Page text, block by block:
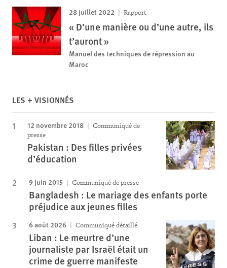
28 juillet 2022 Rapport
« D’une manière ou d’une autre, ils
t’auront »
Manuel des techniques de répression au
Maroc
LES + VISIONNÉS
12 novembre 2018
Communiqué de
presse
Pakistan : Des filles privées
d’éducation
9 juin 2015 Communiqué de presse
Bangladesh : Le mariage des enfants porte
préjudice aux jeunes filles
6 août 2026 Communiqué détaillé
Liban : Le meurtre d’une
journaliste par Israël était un
crime de guerre manifeste